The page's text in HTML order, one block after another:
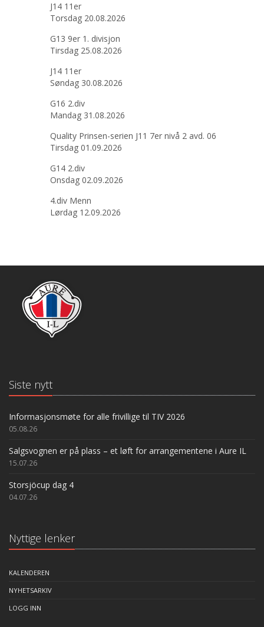
J14 11er
Torsdag 20.08.2026
G13 9er 1. divisjon
Tirsdag 25.08.2026
J14 11er
Søndag 30.08.2026
G16 2.div
Mandag 31.08.2026
Quality Prinsen-serien J11 7er nivå 2 avd. 06
Tirsdag 01.09.2026
G14 2.div
Onsdag 02.09.2026
4.div Menn
Lørdag 12.09.2026
Siste nytt
Informasjonsmøte for alle frivillige til TIV 2026
05.08.26
Salgsvognen er på plass – et løft for arrangementene i Aure IL
15.07.26
Storsjöcup dag 4
04.07.26
Nyttige lenker
KALENDEREN
NYHETSARKIV
LOGG INN